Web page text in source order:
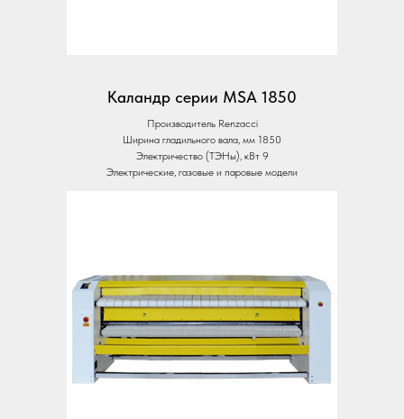
Каландр серии MSA 1850
Производитель Renzacci
Ширина гладильного вала, мм 1850
Электричество (ТЭНы), кВт 9
Электрические, газовые и паровые модели